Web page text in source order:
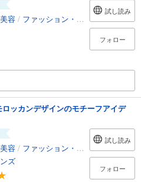
容 / ファッション・美容
試し読み
フォロー
ッカンデザインのモチーフアイデ
容 / ファッション・美容
ズ
試し読み
フォロー